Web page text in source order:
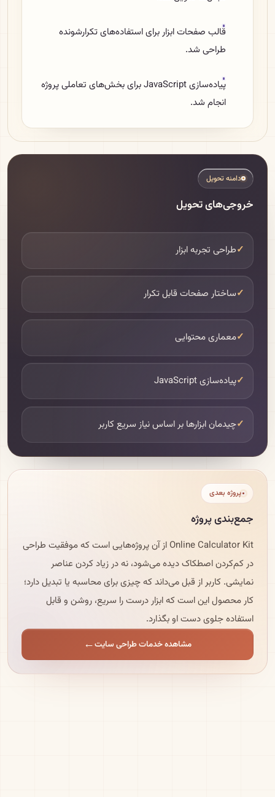
قالب صفحات ابزار برای استفاده‌های تکرارشونده
طراحی شد.
پیاده‌سازی JavaScript برای بخش‌های تعاملی پروژه
انجام شد.
دامنه تحویل
خروجی‌های تحویل
✓طراحی تجربه ابزار
✓ساختار صفحات قابل تکرار
✓معماری محتوایی
✓پیاده‌سازی JavaScript
✓چیدمان ابزارها بر اساس نیاز سریع کاربر
پروژه بعدی
جمع‌بندی پروژه
Online Calculator Kit از آن پروژه‌هایی است که موفقیت طراحی
در کم‌کردن اصطکاک دیده می‌شود، نه در زیاد کردن عناصر
نمایشی. کاربر از قبل می‌داند که چیزی برای محاسبه یا تبدیل دارد؛
کار محصول این است که ابزار درست را سریع، روشن و قابل
استفاده جلوی دست او بگذارد.
مشاهده خدمات طراحی سایت